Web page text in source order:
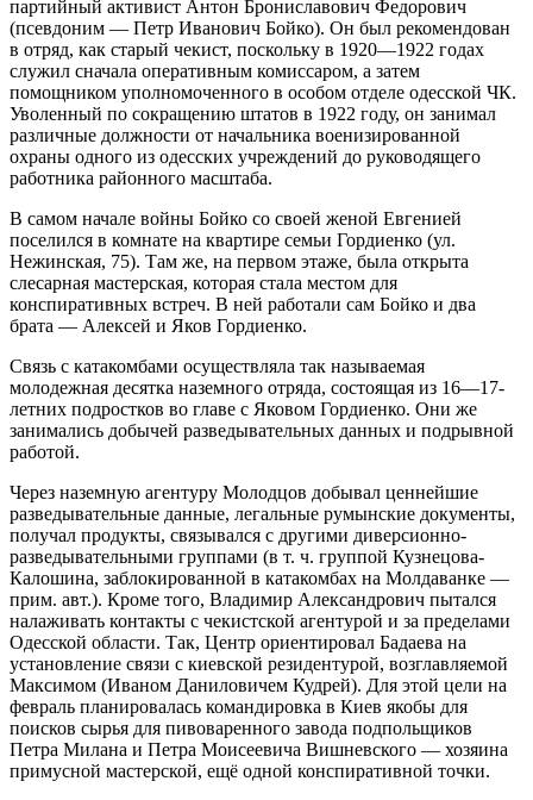
партийный активист Антон Брониславович Федорович
(псевдоним — Петр Иванович Бойко). Он был рекомендован
в отряд, как старый чекист, поскольку в 1920—1922 годах
служил сначала оперативным комиссаром, а затем
помощником уполномоченного в особом отделе одесской ЧК.
Уволенный по сокращению штатов в 1922 году, он занимал
различные должности от начальника военизированной
охраны одного из одесских учреждений до руководящего
работника районного масштаба.
В самом начале войны Бойко со своей женой Евгенией
поселился в комнате на квартире семьи Гордиенко (ул.
Нежинская, 75). Там же, на первом этаже, была открыта
слесарная мастерская, которая стала местом для
конспиративных встреч. В ней работали сам Бойко и два
брата — Алексей и Яков Гордиенко.
Связь с катакомбами осуществляла так называемая
молодежная десятка наземного отряда, состоящая из 16—17-
летних подростков во главе с Яковом Гордиенко. Они же
занимались добычей разведывательных данных и подрывной
работой.
Через наземную агентуру Молодцов добывал ценнейшие
разведывательные данные, легальные румынские документы,
получал продукты, связывался с другими диверсионно-
разведывательными группами (в т. ч. группой Кузнецова-
Калошина, заблокированной в катакомбах на Молдаванке —
прим. авт.). Кроме того, Владимир Александрович пытался
налаживать контакты с чекистской агентурой и за пределами
Одесской области. Так, Центр ориентировал Бадаева на
установление связи с киевской резидентурой, возглавляемой
Максимом (Иваном Даниловичем Кудрей). Для этой цели на
февраль планировалась командировка в Киев якобы для
поисков сырья для пивоваренного завода подпольщиков
Петра Милана и Петра Моисеевича Вишневского — хозяина
примусной мастерской, ещё одной конспиративной точки.